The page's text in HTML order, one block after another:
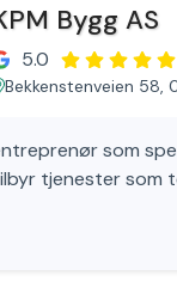
Bygg AS
5.0
Bekkenstenveien 58,
som
tjenester som